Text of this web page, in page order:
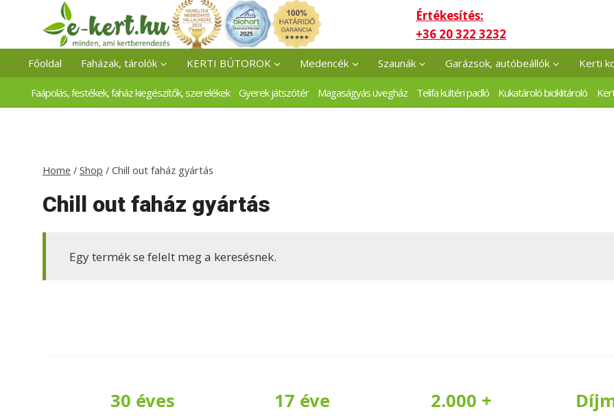
content
Értékesítés:
+36 20 322 3232
Főoldal Faházak, tárolók KERTI BÚTOROK Medencék Szaunák Garázsok, autóbeállók Kerti
Faápolás, festékek, faház kiegészítők, szerelékek Gyerek játszótér Magaságyás üvegház Telifa kültéri padló Kukatároló biciklitároló
Home / Shop / Chill out faház gyártás
Chill out faház gyártás
Egy termék se felelt meg a keresésnek.
30 éves 17 éve 2.000 +